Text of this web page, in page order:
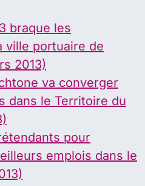
braque les
ville portuaire de
2013)
va converger
dans le Territoire du
pour
emplois dans le